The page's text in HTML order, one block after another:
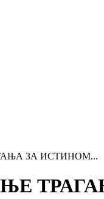
ЗА ИСТИНОМ...